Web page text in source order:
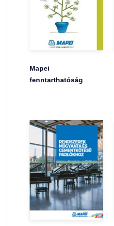
Mapei
fenntarthatóság